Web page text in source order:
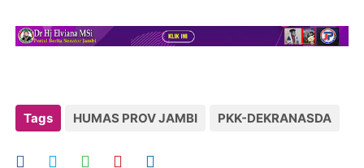
Tags HUMAS PROV JAMBI PKK-DEKRANASDA